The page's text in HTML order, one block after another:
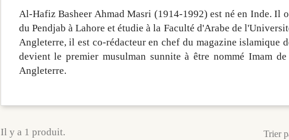
Al-Hafiz Basheer Ahmad Masri (1914-1992) est né en Inde. Il
du Pendjab à Lahore et étudie à la Faculté d'Arabe de
Angleterre, il est co-rédacteur en chef du magazine islamique
devient le premier musulman sunnite à être nommé Imam
Angleterre.
Il y a 1 produit. Trier